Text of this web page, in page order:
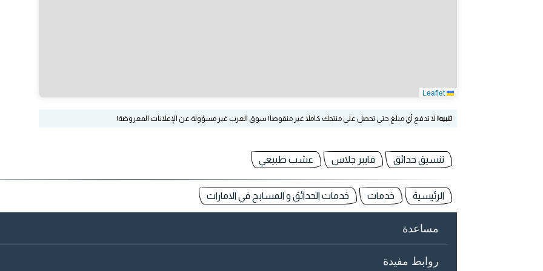
تنبيه! لا تدفع أي مبلغ حتى تحصل على منتجك كاملا غير منقوصا! سوق العرب غير مسؤولة عن الإعلانات المعروضة!
تنسيق حدائق فايبر جلاس عشب طبيعي
الرئيسية خدمات خدمات الحدائق و المسابح في الامارات
مساعدة
روابط مفيدة